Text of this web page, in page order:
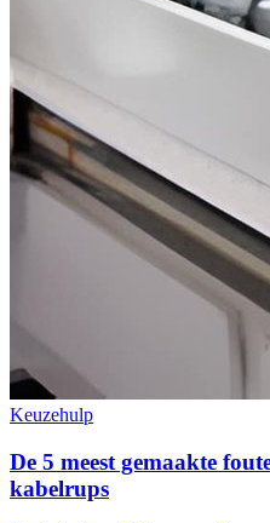
Keuzehulp
De 5 meest gemaakte
kabelrups